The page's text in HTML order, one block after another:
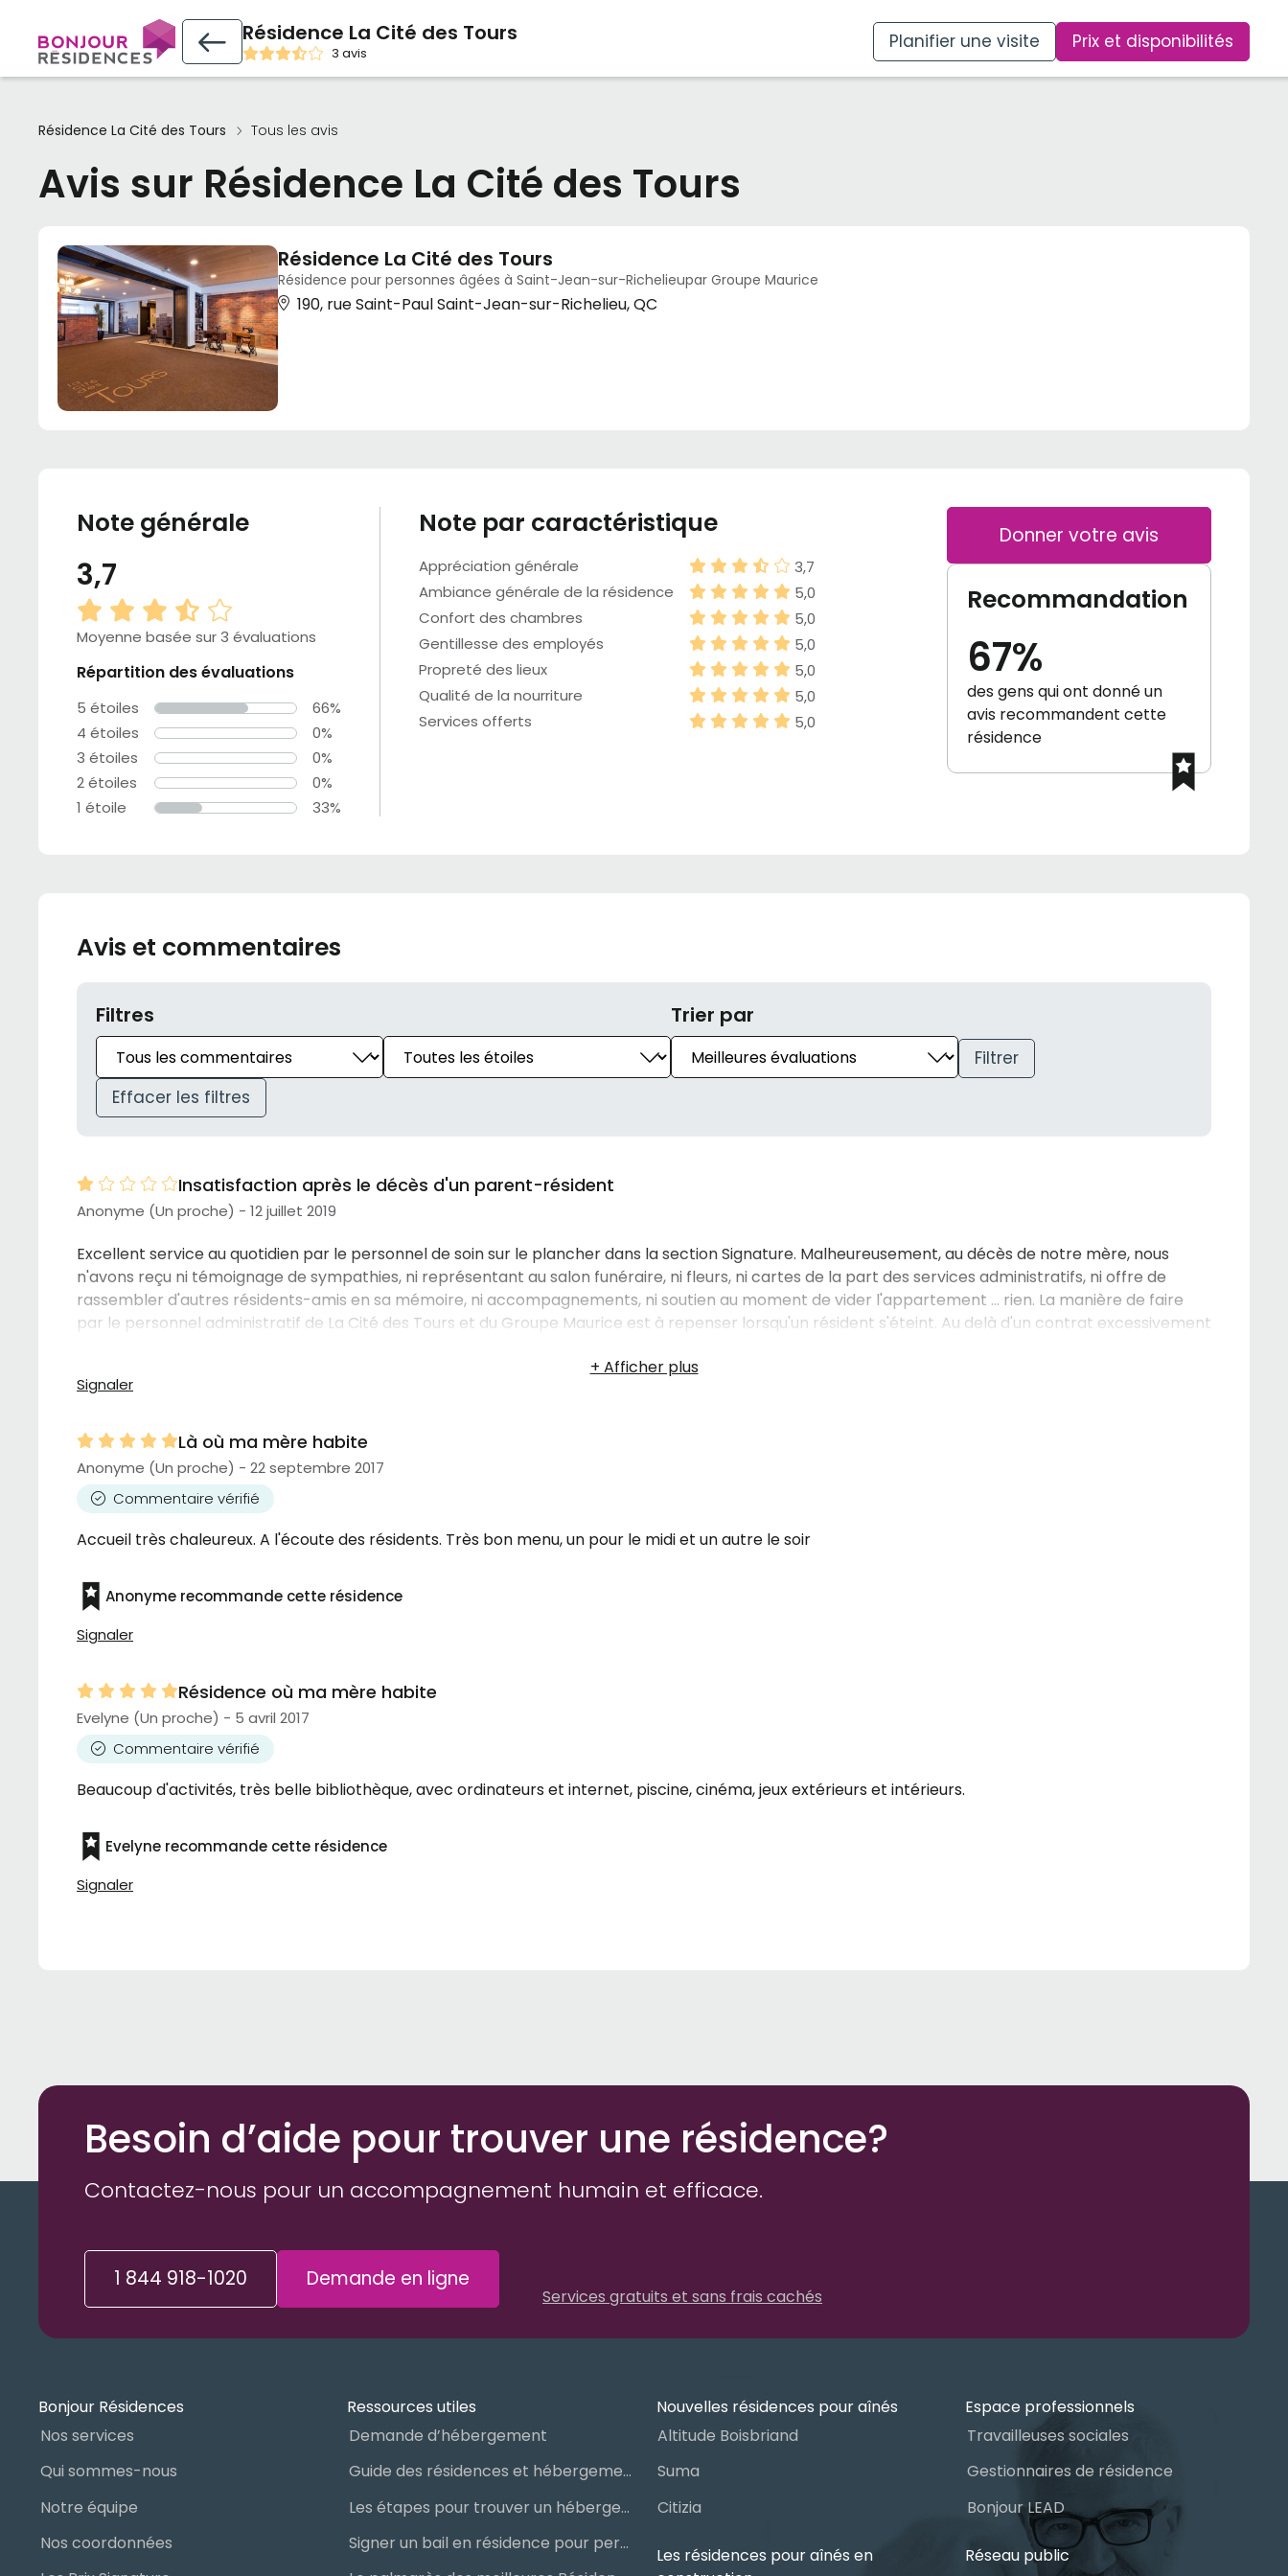
Résidence La Cité des Tours
3 avis
Planifier une visite Prix et disponibilités
Résidence La Cité des Tours Tous les avis
Avis sur Résidence La Cité des Tours
Résidence La Cité des Tours
Résidence pour personnes âgées à Saint-Jean-sur-Richelieupar Groupe Maurice
190, rue Saint-Paul Saint-Jean-sur-Richelieu, QC
Note générale
3,7
Moyenne basée sur 3 évaluations
Répartition des évaluations
5 étoiles
66%
4 étoiles
0%
3 étoiles
0%
2 étoiles
0%
1 étoile
33%
Note par caractéristique
Appréciation générale
3,7
Ambiance générale de la résidence
5,0
Confort des chambres
5,0
Gentillesse des employés
5,0
Propreté des lieux
5,0
Qualité de la nourriture
5,0
Services offerts
5,0
Donner votre avis
Recommandation
67%
des gens qui ont donné un
avis recommandent cette
résidence
Avis et commentaires
Filtres Trier par
Filtrer
Effacer les filtres
Insatisfaction après le décès d'un parent-résident
Anonyme (Un proche) - 12 juillet 2019
Excellent service au quotidien par le personnel de soin sur le plancher dans la section Signature. Malheureusement, au décès de notre mère, nous
n'avons reçu ni témoignage de sympathies, ni représentant au salon funéraire, ni fleurs, ni cartes de la part des services administratifs, ni offre de
rassembler d'autres résidents-amis en sa mémoire, ni accompagnements, ni soutien au moment de vider l'appartement ... rien. La manière de faire
par le personnel administratif de La Cité des Tours et du Groupe Maurice est à repenser lorsqu'un résident s'éteint. Au delà d'un contrat excessivement
Signaler
Là où ma mère habite
Anonyme (Un proche) - 22 septembre 2017
Commentaire vérifié
Accueil très chaleureux. A l'écoute des résidents. Très bon menu, un pour le midi et un autre le soir
Anonyme recommande cette résidence
Signaler
Résidence où ma mère habite
Evelyne (Un proche) - 5 avril 2017
Commentaire vérifié
Beaucoup d'activités, très belle bibliothèque, avec ordinateurs et internet, piscine, cinéma, jeux extérieurs et intérieurs.
Evelyne recommande cette résidence
Signaler
Besoin d’aide pour trouver une résidence?
Contactez-nous pour un accompagnement humain et efficace.
1 844 918-1020 Demande en ligne
Services gratuits et sans frais cachés
Bonjour Résidences
Nos services
Qui sommes-nous
Notre équipe
Nos coordonnées
Ressources utiles
Demande d’hébergement
Guide des résidences et hébergements pour aînés
Les étapes pour trouver un hébergement public ou privé
Signer un bail en résidence pour personnes âgées (RPA) : ce qu’il faut savoir
Nouvelles résidences pour aînés
Altitude Boisbriand
Suma
Citizia
Les résidences pour aînés en
Espace professionnels
Travailleuses sociales
Gestionnaires de résidence
Bonjour LEAD
Réseau public